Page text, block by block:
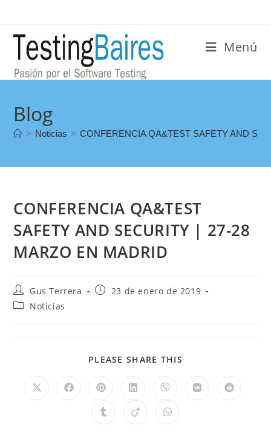
Menú
Blog
> Noticias > CONFERENCIA QA&TEST SAFETY AND
CONFERENCIA QA&TEST
SAFETY AND SECURITY | 27-28
MARZO EN MADRID
Gus Terrera
23 de enero de 2019
Noticias
PLEASE SHARE THIS